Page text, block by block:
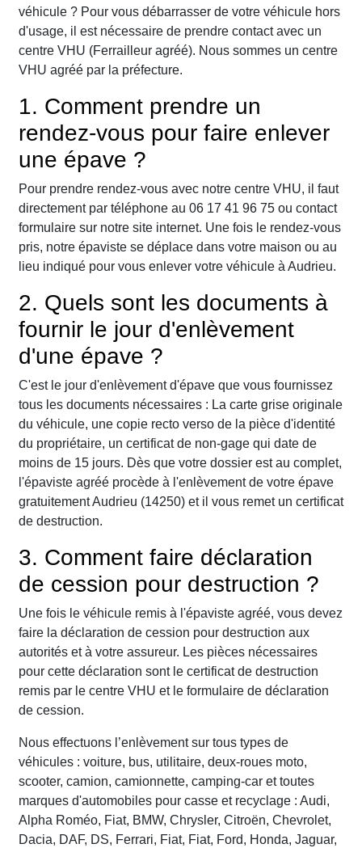
véhicule ? Pour vous débarrasser de votre véhicule hors
d'usage, il est nécessaire de prendre contact avec un
centre VHU (Ferrailleur agréé). Nous sommes un centre
VHU agréé par la préfecture.
1. Comment prendre un
rendez-vous pour faire enlever
une épave ?
Pour prendre rendez-vous avec notre centre VHU, il faut
directement par téléphone au 06 17 41 96 75 ou contact
formulaire sur notre site internet. Une fois le rendez-vous
pris, notre épaviste se déplace dans votre maison ou au
lieu indiqué pour vous enlever votre véhicule à Audrieu.
2. Quels sont les documents à
fournir le jour d'enlèvement
d'une épave ?
C'est le jour d'enlèvement d'épave que vous fournissez
tous les documents nécessaires : La carte grise originale
du véhicule, une copie recto verso de la pièce d'identité
du propriétaire, un certificat de non-gage qui date de
moins de 15 jours. Dès que votre dossier est au complet,
l'épaviste agréé procède à l'enlèvement de votre épave
gratuitement Audrieu (14250) et il vous remet un certificat
de destruction.
3. Comment faire déclaration
de cession pour destruction ?
Une fois le véhicule remis à l'épaviste agréé, vous devez
faire la déclaration de cession pour destruction aux
autorités et à votre assureur. Les pièces nécessaires
pour cette déclaration sont le certificat de destruction
remis par le centre VHU et le formulaire de déclaration
de cession.
Nous effectuons l’enlèvement sur tous types de
véhicules : voiture, bus, utilitaire, deux-roues moto,
scooter, camion, camionnette, camping-car et toutes
marques d'automobiles pour casse et recyclage : Audi,
Alpha Roméo, Fiat, BMW, Chrysler, Citroën, Chevrolet,
Dacia, DAF, DS, Ferrari, Fiat, Fiat, Ford, Honda, Jaguar,